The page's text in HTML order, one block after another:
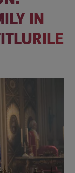
IN